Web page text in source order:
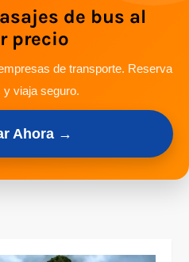
de bus al
precio
de transporte. Reserva
y viaja seguro.
Ahora →